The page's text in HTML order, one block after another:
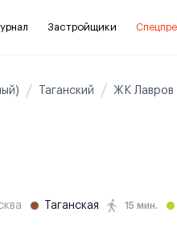
Застройщики
Таганский ЖК Лавров
Таганская 15 мин.